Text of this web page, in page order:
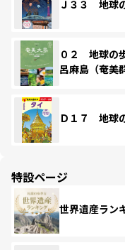
Ｊ３３ 地球
０２ 地球
呂麻島（奄
Ｄ１７ 地球
特設ページ
世界遺産ラン